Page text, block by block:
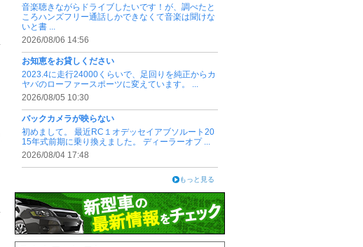
音楽聴きながらドライブしたいです！が、調べたと
ころハンズフリー通話しかできなくて音楽は聞けな
いと書 ...
2026/08/06 14:56
お知恵をお貸しください
2023.4に走行24000くらいで、足回りを純正からカ
ヤバのローファースポーツに変えています。 ...
2026/08/05 10:30
バックカメラが映らない
初めまして。 最近RC１オデッセイアブソルート20
15年式前期に乗り換えました。 ディーラーオプ ...
2026/08/04 17:48
もっと見る